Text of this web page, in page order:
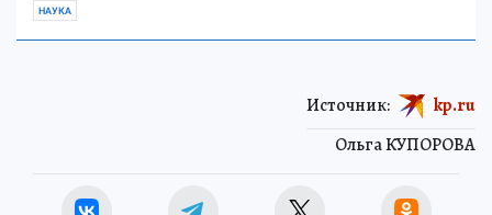
НАУКА
Ольга КУПОРОВА
Источник: kp.ru